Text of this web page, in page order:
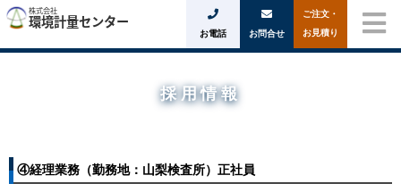
ご注文・
お見積り
お問合せ
お電話
採用情報
④経理業務（勤務地：山梨検査所）正社員